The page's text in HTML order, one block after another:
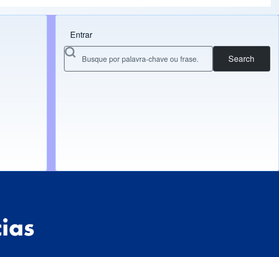
Menu do usuário
Entrar
Search